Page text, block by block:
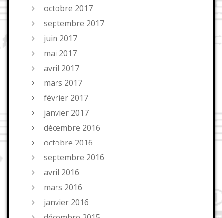
octobre 2017
septembre 2017
juin 2017
mai 2017
avril 2017
mars 2017
février 2017
janvier 2017
décembre 2016
octobre 2016
septembre 2016
avril 2016
mars 2016
janvier 2016